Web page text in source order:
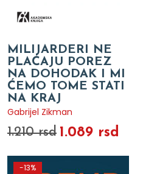
MILIJARDERI NE
PLAĆAJU POREZ
NA DOHODAK I MI
ĆEMO TOME STATI
NA KRAJ
Gabrijel Zikman
1.210 rsd 1.089 rsd
-13%